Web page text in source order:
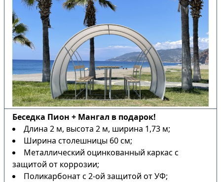
Беседка Пион + Мангал в подарок!
Длина 2 м, высота 2 м, ширина 1,73 м;
Ширина столешницы 60 см;
Металлический оцинкованный каркас с
защитой от коррозии;
Поликарбонат с 2-ой защитой от УФ;